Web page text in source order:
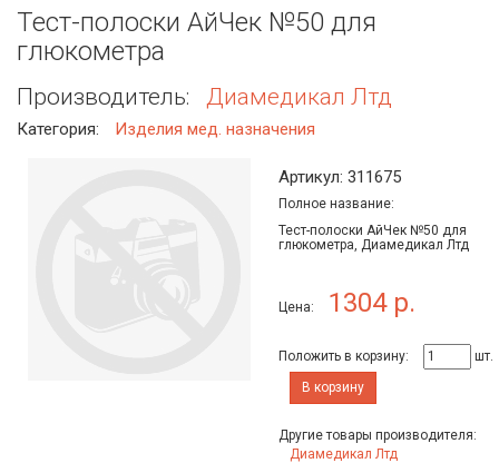
Тест-полоски АйЧек №50 для
глюкометра
Производитель: Диамедикал Лтд
Категория: Изделия мед. назначения
Артикул: 311675
Полное название:
Тест-полоски АйЧек №50 для
глюкометра, Диамедикал Лтд
Цена: 1304 р.
Положить в корзину:
шт.
В корзину
Другие товары производителя:
Диамедикал Лтд